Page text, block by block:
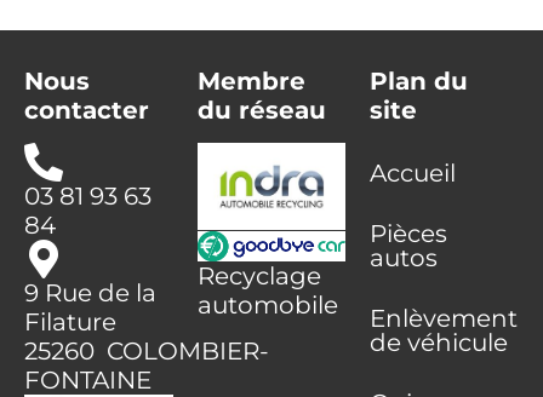
Nous
contacter
03 81 93 63
84
9 Rue de la
Filature
25260 COLOMBIER-
FONTAINE
Membre
du réseau
Recyclage
automobile
Plan du
site
Accueil
Pièces
autos
Enlèvement
de véhicule